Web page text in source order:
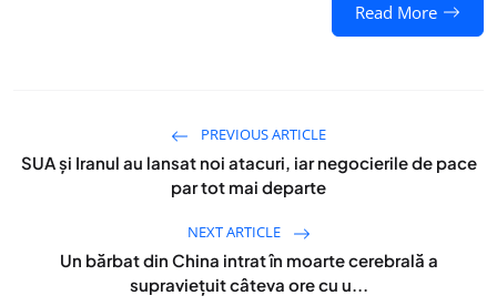
Read More
PREVIOUS ARTICLE
SUA și Iranul au lansat noi atacuri, iar negocierile de pace
par tot mai departe
NEXT ARTICLE
Un bărbat din China intrat în moarte cerebrală a
supraviețuit câteva ore cu u...